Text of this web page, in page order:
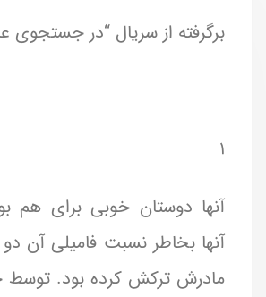
برگرفته از سریال “در جستجوی
۱
آنها دوستان خوبی برای هم
آنها بخاطر نسبت فامیلی آن
مادرش ترکش کرده بود. توسط